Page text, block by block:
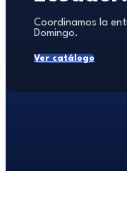
Coordinamos la
Domingo.
Ver catálogo